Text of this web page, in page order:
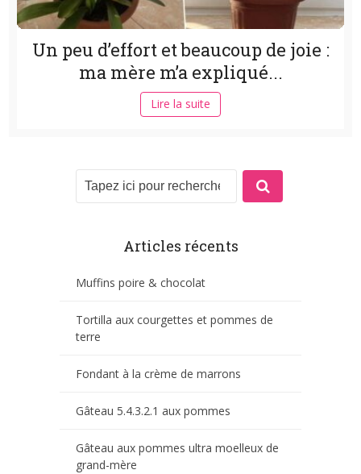
Un peu d’effort et beaucoup de joie :
ma mère m’a expliqué...
Lire la suite
Articles récents
Muffins poire & chocolat
Tortilla aux courgettes et pommes de
terre
Fondant à la crème de marrons
Gâteau 5.4.3.2.1 aux pommes
Gâteau aux pommes ultra moelleux de
grand-mère